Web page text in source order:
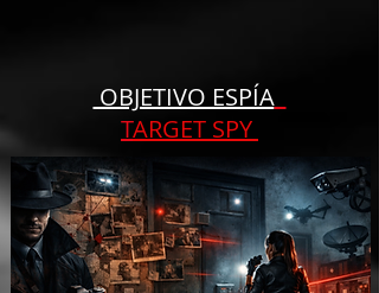
OBJETIVO ESPÍA
TARGET SPY